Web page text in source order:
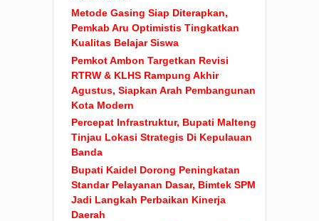
Metode Gasing Siap Diterapkan,
Pemkab Aru Optimistis Tingkatkan
Kualitas Belajar Siswa
Pemkot Ambon Targetkan Revisi
RTRW & KLHS Rampung Akhir
Agustus, Siapkan Arah Pembangunan
Kota Modern
Percepat Infrastruktur, Bupati Malteng
Tinjau Lokasi Strategis Di Kepulauan
Banda
Bupati Kaidel Dorong Peningkatan
Standar Pelayanan Dasar, Bimtek SPM
Jadi Langkah Perbaikan Kinerja
Daerah